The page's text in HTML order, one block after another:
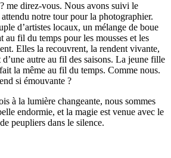
me direz-vous. Nous avons suivi le
notre tour pour la photographier.
d’artistes locaux, un mélange de boue
au fil du temps pour les mousses et les
Elles la recouvrent, la rendent vivante,
d’une autre au fil des saisons. La jeune fille
la même au fil du temps. Comme nous.
si émouvante ?
à la lumière changeante, nous sommes
endormie, et la magie est venue avec le
peupliers dans le silence.